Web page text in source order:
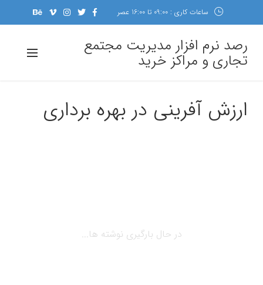
ساعات کاری : 09:00 تا 16:00 عصر
رصد نرم افزار مدیریت مجتمع
تجاری و مراکز خرید
ارزش آفرینی در بهره برداری
در حال بارگیری نوشته ها...